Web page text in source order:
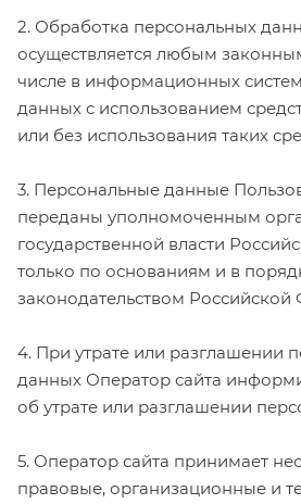
2. Обработка персональных
осуществляется любым
числе в информационных
данных с использованием
или без использования таких
3. Персональные данные
переданы уполномоченным
государственной власти
только по основаниям и в
законодательством
4. При утрате или разглашении
данных Оператор сайта
об утрате или разглашении
5. Оператор сайта принимает
правовые, организационные и